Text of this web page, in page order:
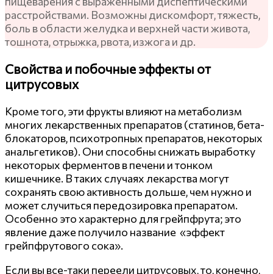
расстройствами. Возможны дискомфорт, тяжесть,
боль в области желудка и верхней части живота,
тошнота, отрыжка, рвота, изжога и др.
Свойства и побочные эффекты от
цитрусовых
Кроме того, эти фрукты влияют на метаболизм
многих лекарственных препаратов (статинов, бета-
блокаторов, психотропных препаратов, некоторых
анальгетиков). Они способны снижать выработку
некоторых ферментов в печени и тонком
кишечнике. В таких случаях лекарства могут
сохранять свою активность дольше, чем нужно и
может случиться передозировка препаратом.
Особенно это характерно для грейпфрута; это
явление даже получило название «эффект
грейпфрутового сока».
Если вы все-таки переели цитрусовых, то, конечно,